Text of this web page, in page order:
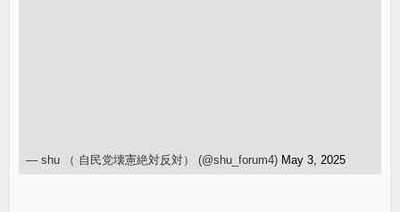
— shu （ 自民党壊憲絶対反対） (@shu_forum4) May 3, 2025